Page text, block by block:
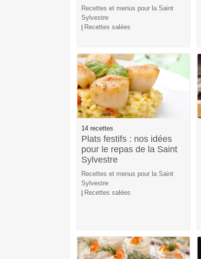
Recettes et menus pour la Saint
Sylvestre
Recettes salées
14 recettes
Plats festifs : nos idées
pour le repas de la Saint
Sylvestre
Recettes et menus pour la Saint
Sylvestre
Recettes salées